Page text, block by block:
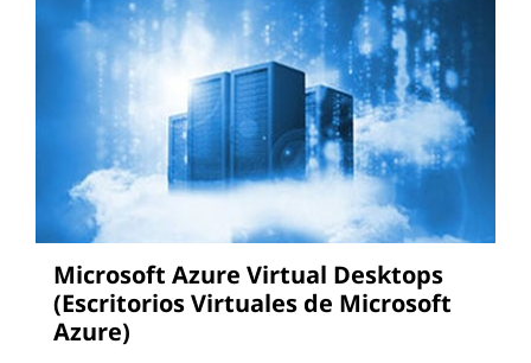
Microsoft Azure Virtual Desktops
(Escritorios Virtuales de Microsoft
Azure)